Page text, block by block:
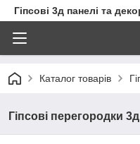
Гіпсові 3д панелі та
Каталог товарів
Гіпсові перегородки 3д